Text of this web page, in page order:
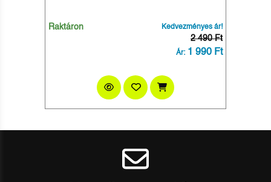
Raktáron Kedvezményes ár!
2 490 Ft
Ár: 1 990 Ft